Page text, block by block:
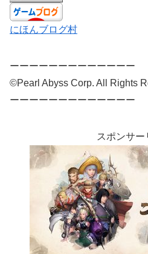
にほんブログ村
ーーーーーーーーーーーーー
©Pearl Abyss Corp. All Rights
ーーーーーーーーーーーーー
スポンサー